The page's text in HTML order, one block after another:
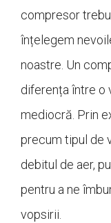
compresor
înțelegem
noastre. Un
diferența între o
mediocră. Prin
precum tipul de
debitul de aer,
pentru a ne
vopsirii.